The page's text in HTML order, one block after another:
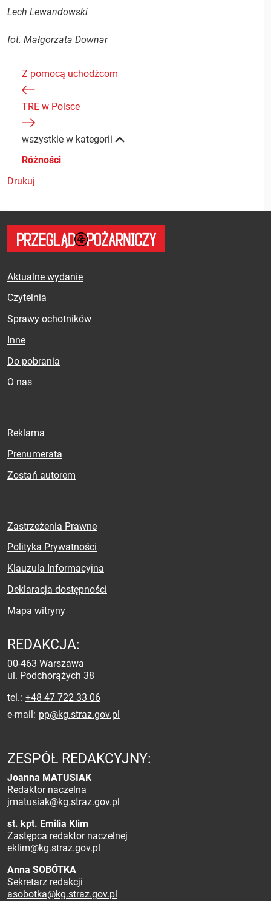
Lech Lewandowski
fot. Małgorzata Downar
Z pomocą uchodźcom
wszystkie w kategorii
Różności
TRE w Polsce
Drukuj
Aktualne wydanie
Czytelnia
Sprawy ochotników
Inne
Do pobrania
O nas
Reklama
Prenumerata
Zostań autorem
Zastrzeżenia Prawne
Polityka Prywatności
Klauzula Informacyjna
Deklaracja dostępności
Mapa witryny
REDAKCJA:
00-463 Warszawa
ul. Podchorążych 38
tel. +48 47 722 33 06
e-mail pp@kg.straz.gov.pl
ZESPÓŁ REDAKCYJNY:
Joanna MATUSIAK
Redaktor naczelna
jmatusiak@kg.straz.gov.pl
st. kpt. Emilia Klim
Zastępca redaktor naczelnej
eklim@kg.straz.gov.pl
Anna SOBÓTKA
Sekretarz redakcji
asobotka@kg.straz.gov.pl